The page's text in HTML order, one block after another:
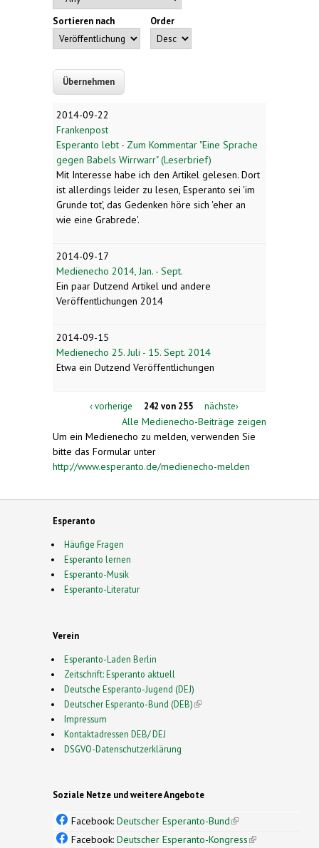
Sortieren nach Order
2014-09-22
Frankenpost
Esperanto lebt - Zum Kommentar "Eine Sprache
gegen Babels Wirrwarr" (Leserbrief)
Mit Interesse habe ich den Artikel gelesen. Dort
ist allerdings leider zu lesen, Esperanto sei 'im
Grunde tot', das Gedenken höre sich 'eher an
wie eine Grabrede'.
2014-09-17
Medienecho 2014, Jan. - Sept.
Ein paar Dutzend Artikel und andere
Veröffentlichungen 2014
2014-09-15
Medienecho 25. Juli - 15. Sept. 2014
Etwa ein Dutzend Veröffentlichungen
‹ vorherige 242 von 255 nächste›
Alle Medienecho-Beiträge zeigen
Um ein Medienecho zu melden, verwenden Sie
bitte das Formular unter
http://www.esperanto.de/medienecho-melden
Esperanto
Häufige Fragen
Esperanto lernen
Esperanto-Musik
Esperanto-Literatur
Verein
Esperanto-Laden Berlin
Zeitschrift: Esperanto aktuell
Deutsche Esperanto-Jugend (DEJ)
Deutscher Esperanto-Bund (DEB)(link is external)
Impressum
Kontaktadressen DEB/ DEJ
DSGVO-Datenschutzerklärung
Soziale Netze und weitere Angebote
Facebook: Deutscher Esperanto-Bund(link is
external)
Facebook: Deutscher Esperanto-Kongress(link is